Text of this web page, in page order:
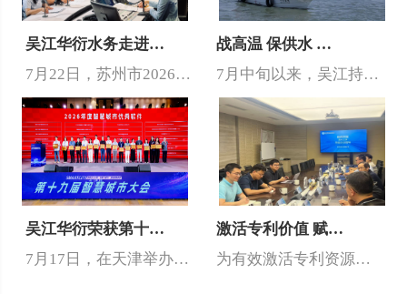
吴江华衍水务走进…
7月22日，苏州市2026年度“政风行风热线”供水管理专场开播，…
战高温 保供水 …
7月中旬以来，吴江持续高温，单日供水量突破了62万吨。面对夏季高…
吴江华衍荣获第十…
7月17日，在天津举办的2026年第十九届智慧城市大会上，吴江华…
激活专利价值 赋…
为有效激活专利资源价值，切实推动专利成果向市场价值转化，近日，吴…